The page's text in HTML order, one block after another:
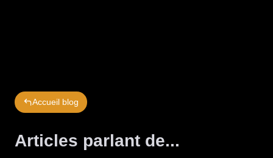
Accueil blog
Articles parlant de...